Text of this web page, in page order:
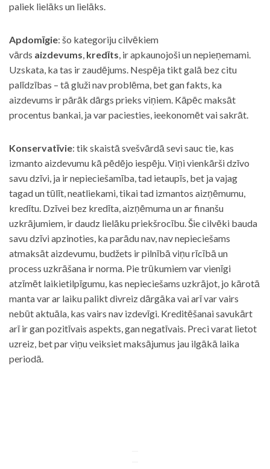
paliek lielāks un lielāks.
Apdomīgie: šo kategoriju cilvēkiem
vārds aizdevums, kredīts, ir apkaunojoši un nepieņemami.
Uzskata, ka tas ir zaudējums. Nespēja tikt galā bez citu
palīdzības – tā gluži nav problēma, bet gan fakts, ka
aizdevums ir pārāk dārgs prieks viņiem. Kāpēc maksāt
procentus bankai, ja var paciesties, ieekonomēt vai sakrāt.
Konservatīvie: tik skaistā svešvārdā sevi sauc tie, kas
izmanto aizdevumu kā pēdējo iespēju. Viņi vienkārši dzīvo
savu dzīvi, ja ir nepieciešamība, tad ietaupīs, bet ja vajag
tagad un tūlīt, neatliekami, tikai tad izmantos aizņēmumu,
kredītu. Dzīvei bez kredīta, aizņēmuma un ar finanšu
uzkrājumiem, ir daudz lielāku priekšrocību. Šie cilvēki bauda
savu dzīvi apzinoties, ka parādu nav, nav nepieciešams
atmaksāt aizdevumu, budžets ir pilnībā viņu rīcībā un
process uzkrāšana ir norma. Pie trūkumiem var vienīgi
atzīmēt laikietilpīgumu, kas nepieciešams uzkrājot, jo kārotā
manta var ar laiku palikt divreiz dārgāka vai arī var vairs
nebūt aktuāla, kas vairs nav izdevīgi. Kreditēšanai savukārt
arī ir gan pozitīvais aspekts, gan negatīvais. Preci varat lietot
uzreiz, bet par viņu veiksiet maksājumus jau ilgākā laika
periodā.